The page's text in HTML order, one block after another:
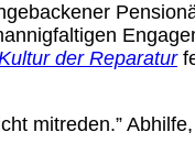
der Reparatur
mitreden.”